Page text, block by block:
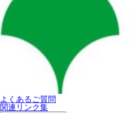
よくあるご質問
関連リンク集